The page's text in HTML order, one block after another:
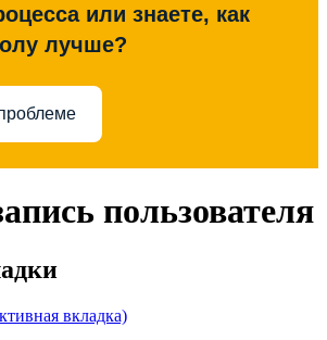
или знаете, как
лучше?
пользователя
вкладка)